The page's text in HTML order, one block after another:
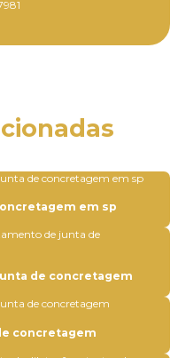
uretano
em mg
no rj
em sp
de concretagem
concretagem